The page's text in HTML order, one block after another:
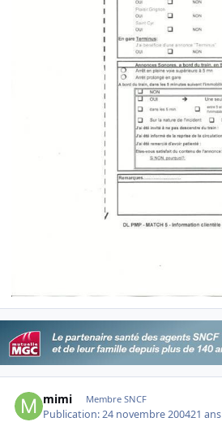
mimi Membre SNCF
Publication:24 novembre 200421 ans